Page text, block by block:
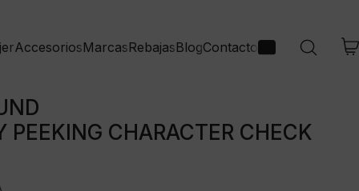
AccesoriosMarcasRebajasBlogContacto
PEEKING CHARACTER CHECK